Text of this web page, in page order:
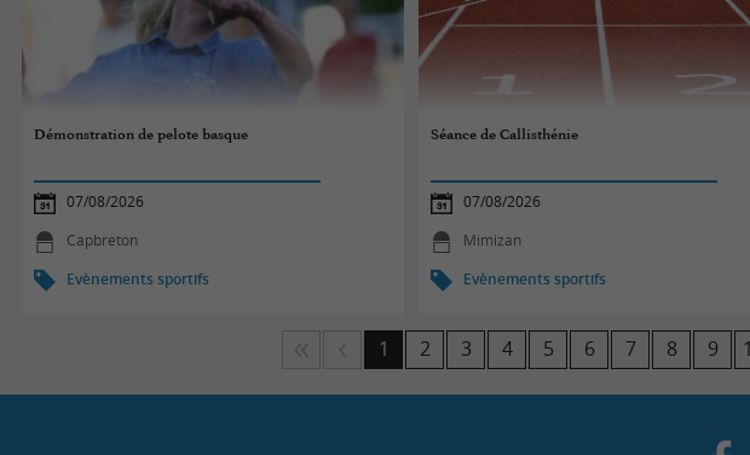
Démonstration de pelote basque
07/08/2026
Capbreton
Evènements sportifs
Séance de Callisthénie
07/08/2026
Mimizan
Evènements sportifs
1 2 3 4 5 6 7 8 9